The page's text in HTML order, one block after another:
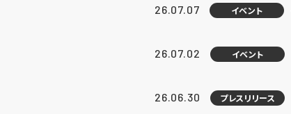
26.07.07 イベント
26.07.02 イベント
26.06.30 プレスリリース